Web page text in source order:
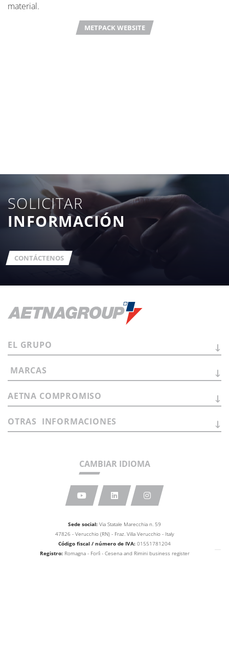
material.
METPACK WEBSITE
SOLICITAR
INFORMACIÓN
CONTÁCTENOS
Sede social: Via Statale Marecchia n. 59
47826 - Verucchio (RN) - Fraz. Villa Verucchio - Italy
Código fiscal / número de IVA: 01551781204
Registro: Romagna - Forlì - Cesena and Rimini business register
CAMBIAR IDIOMA
EL GRUPO
MARCAS
AETNA COMPROMISO
OTRAS INFORMACIONES